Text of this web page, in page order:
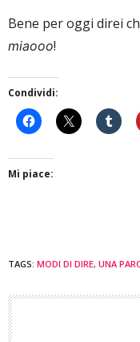
Bene per oggi direi
miaooo!
Condividi:
Mi piace:
TAGS: MODI DI DIRE, UNA